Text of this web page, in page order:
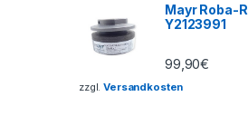
Mayr Roba-
Y2123991
99,90€
zzgl.Versandkosten